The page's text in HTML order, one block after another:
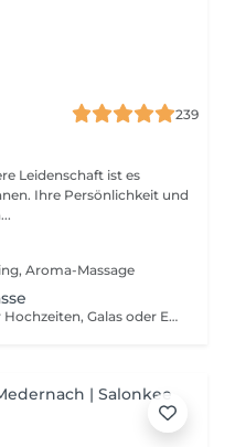
239
Ihre Persönlichkeit und
Aroma-Massage
Elegante, typgerechte Stylings für Hochzeiten, Galas oder Events Individuell kreiert für einen unvergesslichen Auftritt.